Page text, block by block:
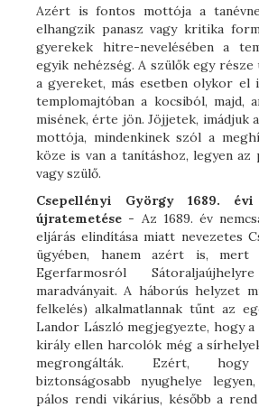
Azért is fontos mottója a
elhangzik panasz vagy kritika
gyerekek hitre-nevelésében a
egyik nehézség. A szülők egy része
a gyereket, más esetben olykor el
templomajtóban a kocsiból, majd,
misének, érte jön. Jöjjetek, imádjuk
mottója, mindenkinek szól a
köze is van a tanításhoz, legyen az
vagy szülő.
Csepellényi György 1689. évi
újratemetése - Az 1689. év
eljárás elindítása miatt nevezetes
ügyében, hanem azért is, mert
Egerfarmosról
maradványait. A háborús helyzet
felkelés) alkalmatlannak tűnt az
Landor László megjegyezte, hogy
király ellen harcolók még a
megrongálták. Ezért, hogy
biztonságosabb nyughelye
pálos rendi vikárius, később a